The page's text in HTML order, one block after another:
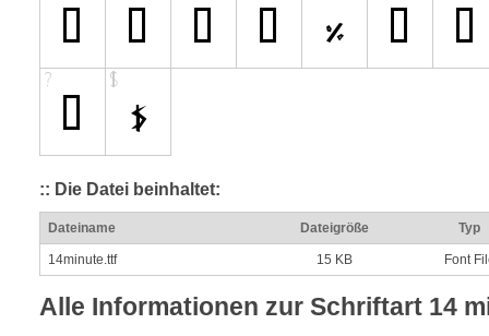
:: Die Datei beinhaltet:
Dateiname Dateigröße Typ
14minute.ttf 15 KB Font
Alle Informationen zur Schriftart 14